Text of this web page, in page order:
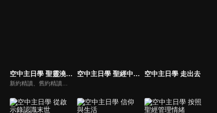
空中主日學 聖靈澆灌與末世預言 空中主日學 聖經中的地獄觀 空中主日學 走出去